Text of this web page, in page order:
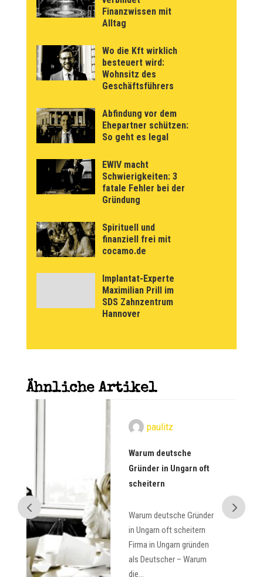
Finanzwissen mit
Alltag
Wo die Kft wirklich
besteuert wird:
Wohnsitz des
Geschäftsführers
Abfindung vor dem
Ehepartner schützen:
So geht es legal
EWIV macht
Schwierigkeiten: 3
fatale Fehler bei der
Gründung
Spirituell und
finanziell frei mit
cocamo.de
Implantat-Experte
Maximilian Prill im
SDS Zahnzentrum
Hannover
Ähnliche Artikel
paulitz
Warum deutsche
Gründer in Ungarn oft
scheitern
Warum deutsche Gründer
in Ungarn oft scheitern
Firma in Ungarn gründen
als Deutscher – Warum
die...